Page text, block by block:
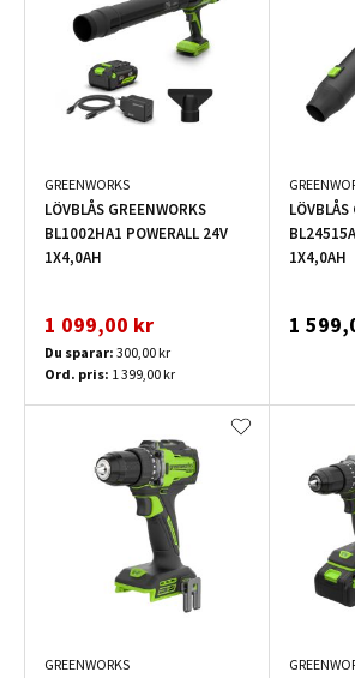
GREENWORKS
LÖVBLÅS GREENWORKS
BL1002HA1 POWERALL 24V
1X4,0AH
1 099,00 kr
Du sparar: 300,00 kr
Ord. pris: 1 399,00 kr
LÖVBLÅS
1X4,0AH
1
GREENWORKS